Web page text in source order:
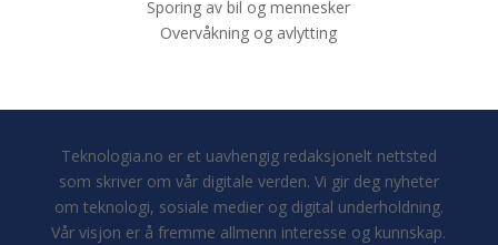
Sporing av bil og mennesker
Overvåkning og avlytting
Teknologia.no er et uavhengig redaksjonelt nettsted
som skriver om vår digitale verden. Vi gir deg nyheter
om teknologi, sosiale medier og digital underholdning.
Vår visjon er å fremme allmenn interesse og kunnskap.